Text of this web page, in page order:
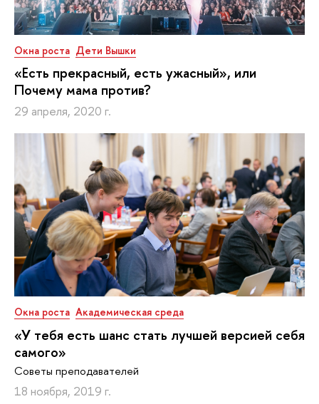
Окна роста Дети Вышки
«Есть прекрасный, есть ужасный», или
Почему мама против?
29 апреля, 2020 г.
Окна роста Академическая среда
«У тебя есть шанс стать лучшей версией себя
самого»
Советы преподавателей
18 ноября, 2019 г.